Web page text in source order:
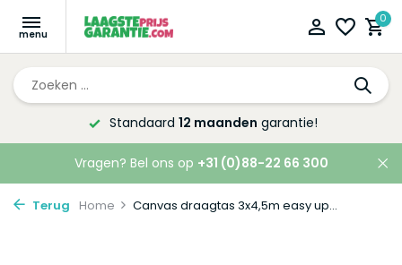
0
Standaard 12 maanden garantie!
Vragen? Bel ons op +31 (0)88-22 66 300
Terug Home Canvas draagtas 3x4,5m easy up...